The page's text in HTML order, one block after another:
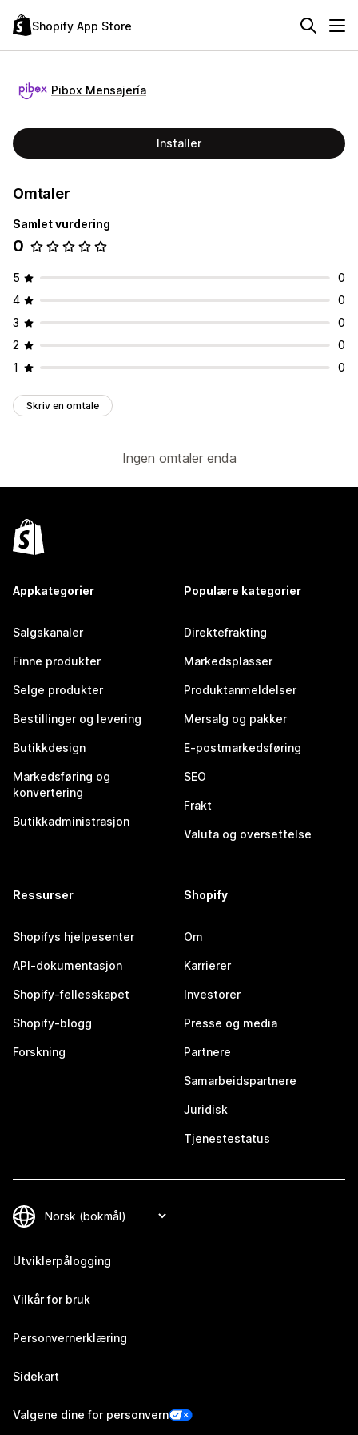
Shopify App Store
Pibox Mensajería
Installer
Omtaler
Samlet vurdering
0
5
0
4
0
3
0
2
0
1
0
Skriv en omtale
Ingen omtaler enda
Appkategorier
Salgskanaler
Finne produkter
Selge produkter
Bestillinger og levering
Butikkdesign
Markedsføring og
konvertering
Butikkadministrasjon
Populære kategorier
Direktefrakting
Markedsplasser
Produktanmeldelser
Mersalg og pakker
E-postmarkedsføring
SEO
Frakt
Valuta og oversettelse
Ressurser
Shopifys hjelpesenter
API-dokumentasjon
Shopify-fellesskapet
Shopify-blogg
Forskning
Shopify
Om
Karrierer
Investorer
Presse og media
Partnere
Samarbeidspartnere
Juridisk
Tjenestestatus
Utviklerpålogging
Vilkår for bruk
Personvernerklæring
Sidekart
Valgene dine for personvern